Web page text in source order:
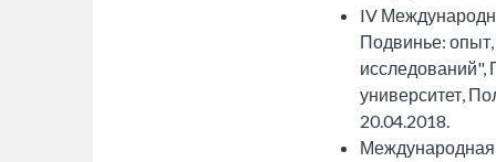
IV
Подвинье:
исследований",
университет,
20.04.2018.